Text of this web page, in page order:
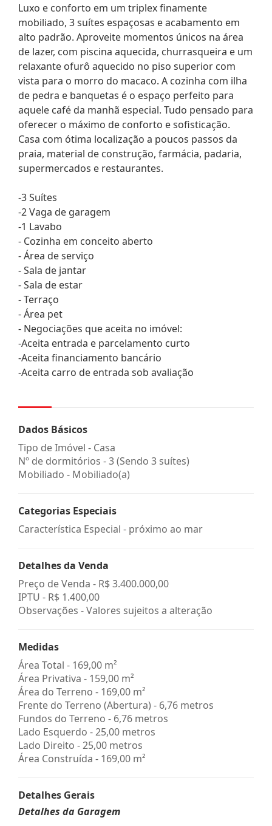
Luxo e conforto em um triplex finamente
mobiliado, 3 suítes espaçosas e acabamento em
alto padrão. Aproveite momentos únicos na área
de lazer, com piscina aquecida, churrasqueira e um
relaxante ofurô aquecido no piso superior com
vista para o morro do macaco. A cozinha com ilha
de pedra e banquetas é o espaço perfeito para
aquele café da manhã especial. Tudo pensado para
oferecer o máximo de conforto e sofisticação.
Casa com ótima localização a poucos passos da
praia, material de construção, farmácia, padaria,
supermercados e restaurantes.
-3 Suítes
-2 Vaga de garagem
-1 Lavabo
- Cozinha em conceito aberto
- Área de serviço
- Sala de jantar
- Sala de estar
- Terraço
- Área pet
- Negociações que aceita no imóvel:
-Aceita entrada e parcelamento curto
-Aceita financiamento bancário
-Aceita carro de entrada sob avaliação
Dados Básicos
Tipo de Imóvel - Casa
Nº de dormitórios - 3 (Sendo 3 suítes)
Mobiliado - Mobiliado(a)
Categorias Especiais
Característica Especial - próximo ao mar
Detalhes da Venda
Preço de Venda - R$ 3.400.000,00
IPTU - R$ 1.400,00
Observações - Valores sujeitos a alteração
Medidas
Área Total - 169,00 m²
Área Privativa - 159,00 m²
Área do Terreno - 169,00 m²
Frente do Terreno (Abertura) - 6,76 metros
Fundos do Terreno - 6,76 metros
Lado Esquerdo - 25,00 metros
Lado Direito - 25,00 metros
Área Construída - 169,00 m²
Detalhes Gerais
Detalhes da Garagem